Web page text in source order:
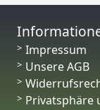
Impressum
Unsere AGB
Privatsphäre